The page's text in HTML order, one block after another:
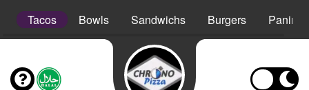
Tacos Bowls Sandwichs Burgers Paninis